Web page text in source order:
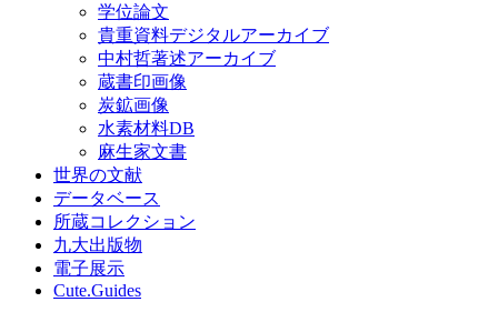
学位論文
貴重資料デジタルアーカイブ
中村哲著述アーカイブ
蔵書印画像
炭鉱画像
水素材料DB
麻生家文書
世界の文献
データベース
所蔵コレクション
九大出版物
電子展示
Cute.Guides